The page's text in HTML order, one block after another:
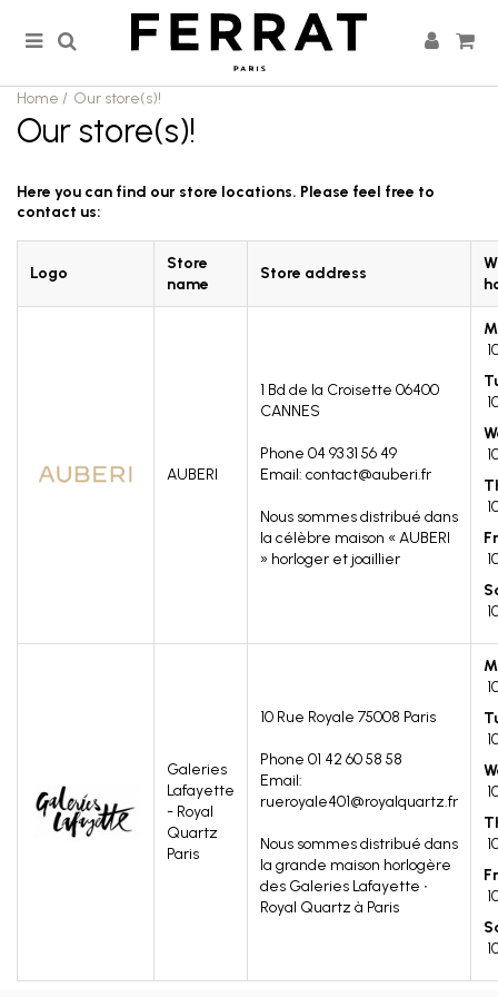
Home / Our store(s)!
Our store(s)!
Here you can find our store locations. Please feel free to
contact us:
Logo
Store
name
Store address
AUBERI
1 Bd de la Croisette 06400
CANNES
Phone 04 93 31 56 49
Email: contact@auberi.fr
Nous sommes distribué dans
la célèbre maison « AUBERI
» horloger et joaillier
Galeries
Lafayette
- Royal
Quartz
Paris
10 Rue Royale 75008 Paris
Phone 01 42 60 58 58
Email:
rueroyale401@royalquartz.fr
Nous sommes distribué dans
la grande maison horlogère
des Galeries Lafayette ∙
Royal Quartz à Paris